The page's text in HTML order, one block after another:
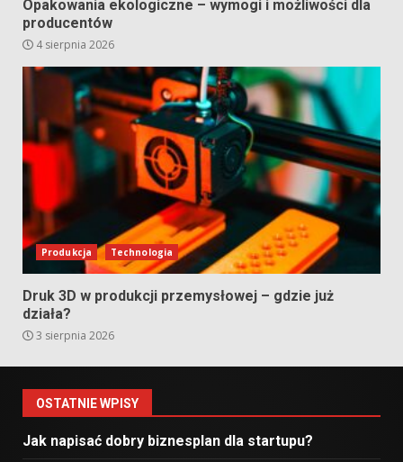
Opakowania ekologiczne – wymogi i możliwości dla
producentów
4 sierpnia 2026
Produkcja Technologia
Druk 3D w produkcji przemysłowej – gdzie już
działa?
3 sierpnia 2026
OSTATNIE WPISY
Jak napisać dobry biznesplan dla startupu?